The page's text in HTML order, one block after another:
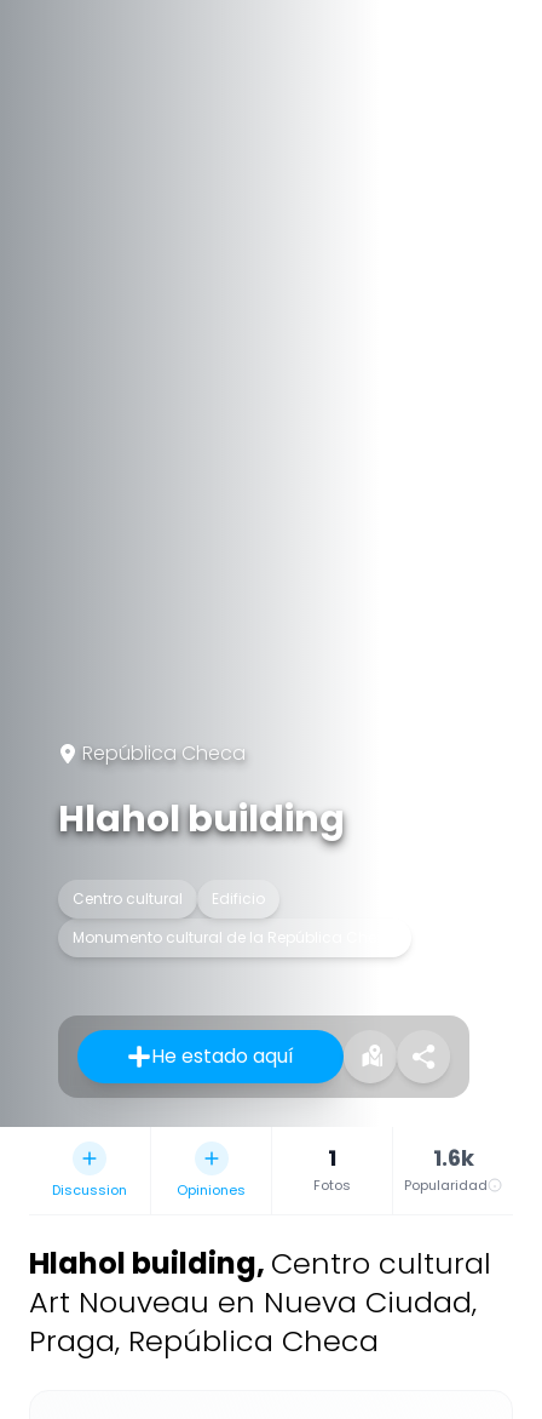
República Checa
Hlahol building
Centro cultural
Edificio
Monumento cultural de la República Checa
He estado aquí
Discussion Opiniones
1
Fotos
1.6k
Popularidad
Hlahol building, Centro cultural
Art Nouveau en Nueva Ciudad,
Praga, República Checa